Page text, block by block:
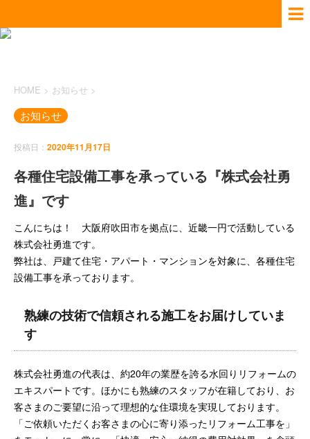
HOME > お知らせ >
お知らせ
投稿日： 2020年11月17日
各種住宅設備工事を承っている『株式会社勇
進』です
こんにちは！ 大阪府吹田市を拠点に、近畿一円で活動している
株式会社勇進です。
弊社は、戸建て住宅・アパート・マンションを対象に、各種住宅
設備工事を承っております。
熟練の技術で信頼される施工をお届けしていま
す
株式会社勇進の代表は、約20年の業歴を誇る水回りリフォームの
エキスパートです。ほかにも熟練のスタッフが在籍しており、お
客さまのご要望に沿って理想的な住環境を実現しております。
「ご依頼いただくお客さまの心に寄り添ったリフォーム工事を」